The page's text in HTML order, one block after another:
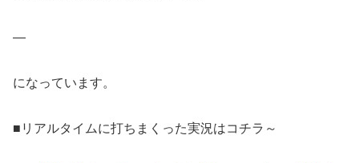
—
になっています。
■リアルタイムに打ちまくった実況はコチラ～